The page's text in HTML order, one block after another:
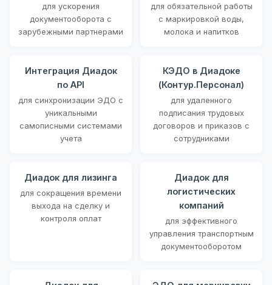
для ускорения
документооборота с
зарубежными партнерами
для обязательной работы
с маркировкой воды,
молока и напитков
Интеграция Диадок
по API
для синхронизации ЭДО с
уникальными
самописными системами
учета
КЭДО в Диадоке
(Контур.Персонал)
для удаленного
подписания трудовых
договоров и приказов с
сотрудниками
Диадок для лизинга
для сокращения времени
выхода на сделку и
контроля оплат
Диадок для
логистических
компаний
для эффективного
управления транспортным
документооборотом